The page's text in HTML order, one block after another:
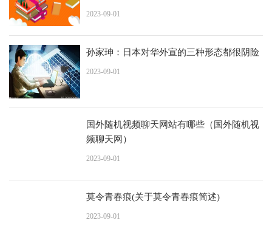
系统
2023-09-01
孙家珅：日本对华外宣的三种形态都很阴险
2023-09-01
国外随机视频聊天网站有哪些（国外随机视
频聊天网）
2023-09-01
莫令青春痕(关于莫令青春痕简述)
2023-09-01